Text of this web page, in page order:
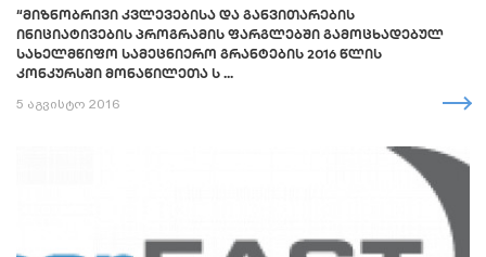
“ᲛᲘᲖᲜᲝᲑᲠᲘᲕᲘ ᲙᲕᲚᲔᲕᲔᲑᲘᲡᲐ ᲓᲐ ᲒᲐᲜᲕᲘᲗᲐᲠᲔᲑᲘᲡ
ᲘᲜᲘᲪᲘᲐᲢᲘᲕᲔᲑᲘᲡ ᲞᲠᲝᲒᲠᲐᲛᲘᲡ ᲤᲐᲠᲒᲚᲔᲑᲨᲘ ᲒᲐᲛᲝᲪᲮᲐᲓᲔᲑᲣᲚ
ᲡᲐᲮᲔᲚᲛᲬᲘᲤᲝ ᲡᲐᲛᲔᲪᲜᲘᲔᲠᲝ ᲒᲠᲐᲜᲢᲔᲑᲘᲡ 2016 ᲬᲚᲘᲡ
ᲙᲝᲜᲙᲣᲠᲡᲨᲘ ᲛᲝᲜᲐᲬᲘᲚᲔᲗᲐ Ს ...
5 აგვისტო 2016